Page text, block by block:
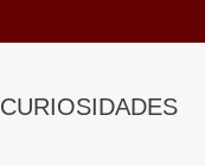
CURIOSIDADES